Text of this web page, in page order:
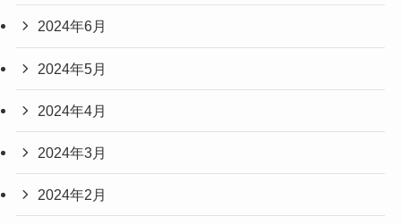
2024年6月
2024年5月
2024年4月
2024年3月
2024年2月